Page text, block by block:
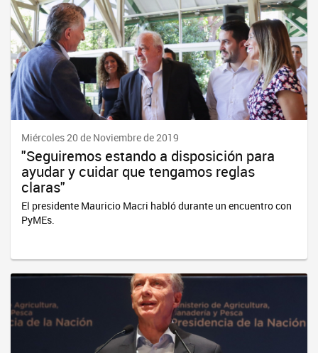
Miércoles 20 de Noviembre de 2019
"Seguiremos estando a disposición para
ayudar y cuidar que tengamos reglas
claras"
El presidente Mauricio Macri habló durante un encuentro con
PyMEs.